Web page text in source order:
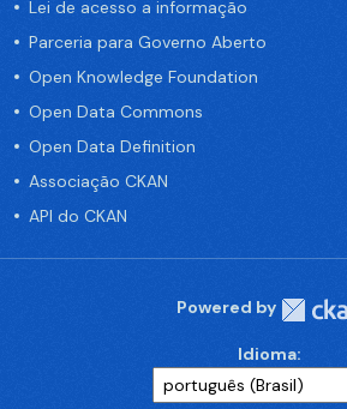
Lei de acesso a informação
Parceria para Governo Aberto
Open Knowledge Foundation
Open Data Commons
Open Data Definition
Associação CKAN
API do CKAN
Powered by
Idioma